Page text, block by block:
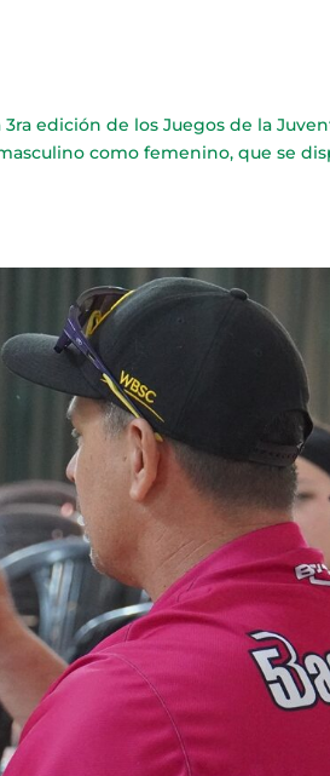
edición de los Juegos de la
como femenino, que se